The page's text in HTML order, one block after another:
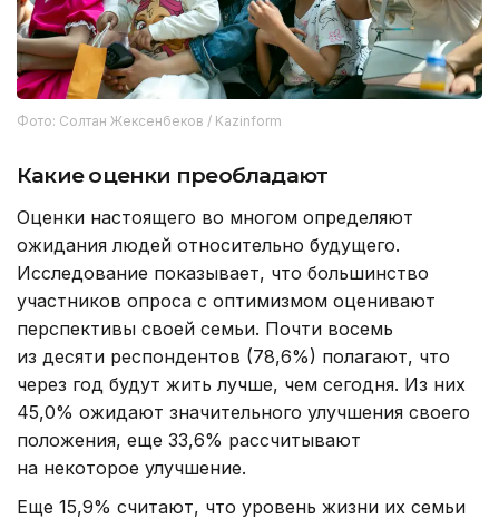
Фото: Солтан Жексенбеков / Kazinform
Какие оценки преобладают
Оценки настоящего во многом определяют
ожидания людей относительно будущего.
Исследование показывает, что большинство
участников опроса с оптимизмом оценивают
перспективы своей семьи. Почти восемь
из десяти респондентов (78,6%) полагают, что
через год будут жить лучше, чем сегодня. Из них
45,0% ожидают значительного улучшения своего
положения, еще 33,6% рассчитывают
на некоторое улучшение.
Еще 15,9% считают, что уровень жизни их семьи